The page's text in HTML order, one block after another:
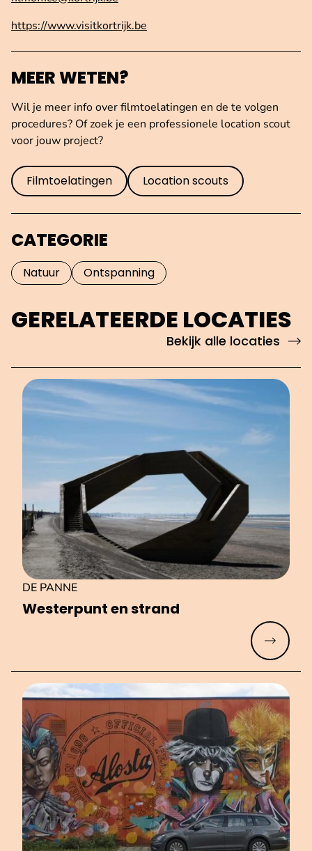
https://www.visitkortrijk.be
MEER WETEN?
Wil je meer info over filmtoelatingen en de te volgen
procedures? Of zoek je een professionele location scout
voor jouw project?
Filmtoelatingen Location scouts
CATEGORIE
Natuur Ontspanning
GERELATEERDE LOCATIES
Bekijk alle locaties
Westerpunt en strand
DE PANNE
Meer